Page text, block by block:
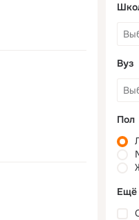
Вуз
Пол
Ещё